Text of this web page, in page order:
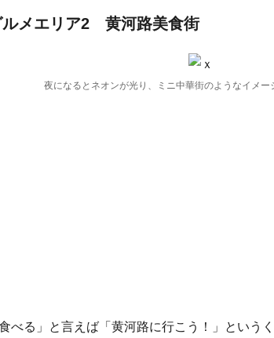
ルメエリア2 黄河路美食街
夜になるとネオンが光り、ミニ中華街のようなイメー
べる」と言えば「黄河路に行こう！」という